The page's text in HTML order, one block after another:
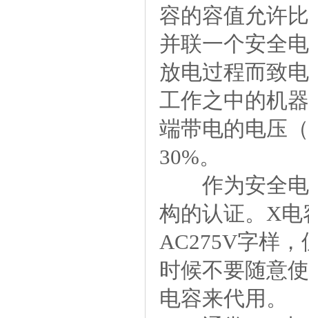
容的容值允许
并联一个安全
放电过程而致
工作之中的机
端带电的电压
30%。
作为安全电
构的认证。X
AC275V字样
时候不要随意
电容来代用。